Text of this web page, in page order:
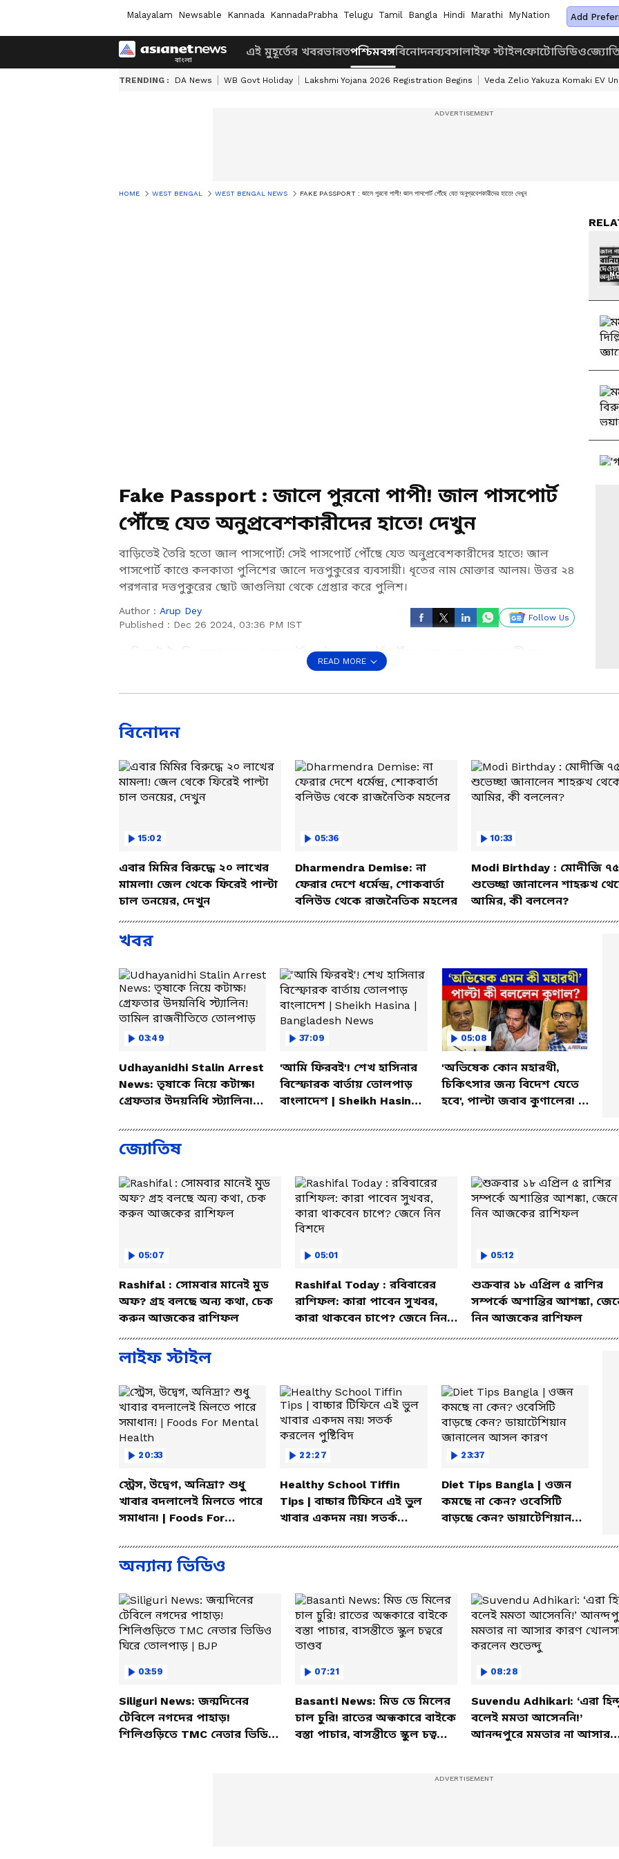
Malayalam Newsable Kannada KannadaPrabha Telugu Tamil Bangla Hindi Marathi MyNation Add
এই মুহূর্তের খবরভারতপশ্চিমবঙ্গবিনোদনব্যবসালাইফ স্টাইলফোটোভিডিও
TRENDING : DA News WB Govt Holiday Lakshmi Yojana 2026 Registration Begins Veda Zelio Yakuza Komaki EV
HOME WEST BENGAL WEST BENGAL NEWS FAKE PASSPORT : জালে পুরনো পাপী! জাল পাসপোর্ট পৌঁছে যেত অনুপ্রবেশকারীদের হাতে! দেখুন
Fake Passport : জালে পুরনো পাপী! জাল পাসপোর্ট
পৌঁছে যেত অনুপ্রবেশকারীদের হাতে! দেখুন
বাড়িতেই তৈরি হতো জাল পাসপোর্ট! সেই পাসপোর্ট পৌঁছে যেত অনুপ্রবেশকারীদের হাতে! জাল
পাসপোর্ট কাণ্ডে কলকাতা পুলিশের জালে দত্তপুকুরের ব্যবসায়ী। ধৃতের নাম মোক্তার আলম। উত্তর ২৪
পরগনার দত্তপুকুরের ছোট জাগুলিয়া থেকে গ্রেপ্তার করে পুলিশ।
Author : Arup Dey
Published : Dec 26 2024, 03:36 PM IST
Follow Us
বাড়িতেই তৈরি হতো জাল পাসপোর্ট! সেই পাসপোর্ট পৌঁছে যেত অনুপ্রবেশকারীদের
হাতে! জাল পাসপোর্ট কাণ্ডে কলকাতা পুলিশের জালে দত্তপুকুরের ব্যবসায়ী। ধৃতের নাম
মোক্তার আলম। উত্তর ২৪ পরগনার দত্তপুকুরের ছোট জাগুলিয়া থেকে গ্রেপ্তার করে
ধৃতের সঙ্গে আর কাদের যোগ আছে খতিয়ে দেখছে পুলিশ।
READ MORE
বিনোদন
15:02
এবার মিমির বিরুদ্ধে ২০ লাখের
মামলা! জেল থেকে ফিরেই পাল্টা
চাল তনয়ের, দেখুন
05:36
Dharmendra Demise: না
ফেরার দেশে ধর্মেন্দ্র, শোকবার্তা
বলিউড থেকে রাজনৈতিক মহলের
10:33
Modi Birthday : মোদীজি
শুভেচ্ছা জানালেন শাহরুখ
আমির, কী বললেন?
খবর
03:49
Udhayanidhi Stalin Arrest
News: তৃষাকে নিয়ে কটাক্ষ!
গ্রেফতার উদয়নিধি স্ট্যালিন!
37:09
'আমি ফিরবই'! শেখ হাসিনার
বিস্ফোরক বার্তায় তোলপাড়
বাংলাদেশ | Sheikh Hasina |
05:08
'অভিষেক কোন মহারথী,
চিকিৎসার জন্য বিদেশ যেতে
হবে', পাল্টা জবাব কুণালের! |
জ্যোতিষ
05:07
Rashifal : সোমবার মানেই মুড
অফ? গ্রহ বলছে অন্য কথা, চেক
করুন আজকের রাশিফল
05:01
Rashifal Today : রবিবারের
রাশিফল: কারা পাবেন সুখবর,
কারা থাকবেন চাপে? জেনে নিন
05:12
শুক্রবার ১৮ এপ্রিল ৫ রাশির
সম্পর্কে অশান্তির আশঙ্কা,
নিন আজকের রাশিফল
লাইফ স্টাইল
20:33
স্ট্রেস, উদ্বেগ, অনিদ্রা? শুধু
খাবার বদলালেই মিলতে পারে
সমাধান! | Foods For
22:27
Healthy School Tiffin
Tips | বাচ্চার টিফিনে এই ভুল
খাবার একদম নয়! সতর্ক
23:37
Diet Tips Bangla | ওজন
কমছে না কেন? ওবেসিটি
বাড়ছে কেন? ডায়াটেশিয়ান
অন্যান্য ভিডিও
03:59
Siliguri News: জন্মদিনের
টেবিলে নগদের পাহাড়!
শিলিগুড়িতে TMC নেতার ভিডিও
07:21
Basanti News: মিড ডে মিলের
চাল চুরি! রাতের অন্ধকারে বাইকে
বস্তা পাচার, বাসন্তীতে স্কুল চত্বরে
08:28
Suvendu Adhikari: ‘এরা
বলেই মমতা আসেননি!’
আনন্দপুরে মমতার না আসার